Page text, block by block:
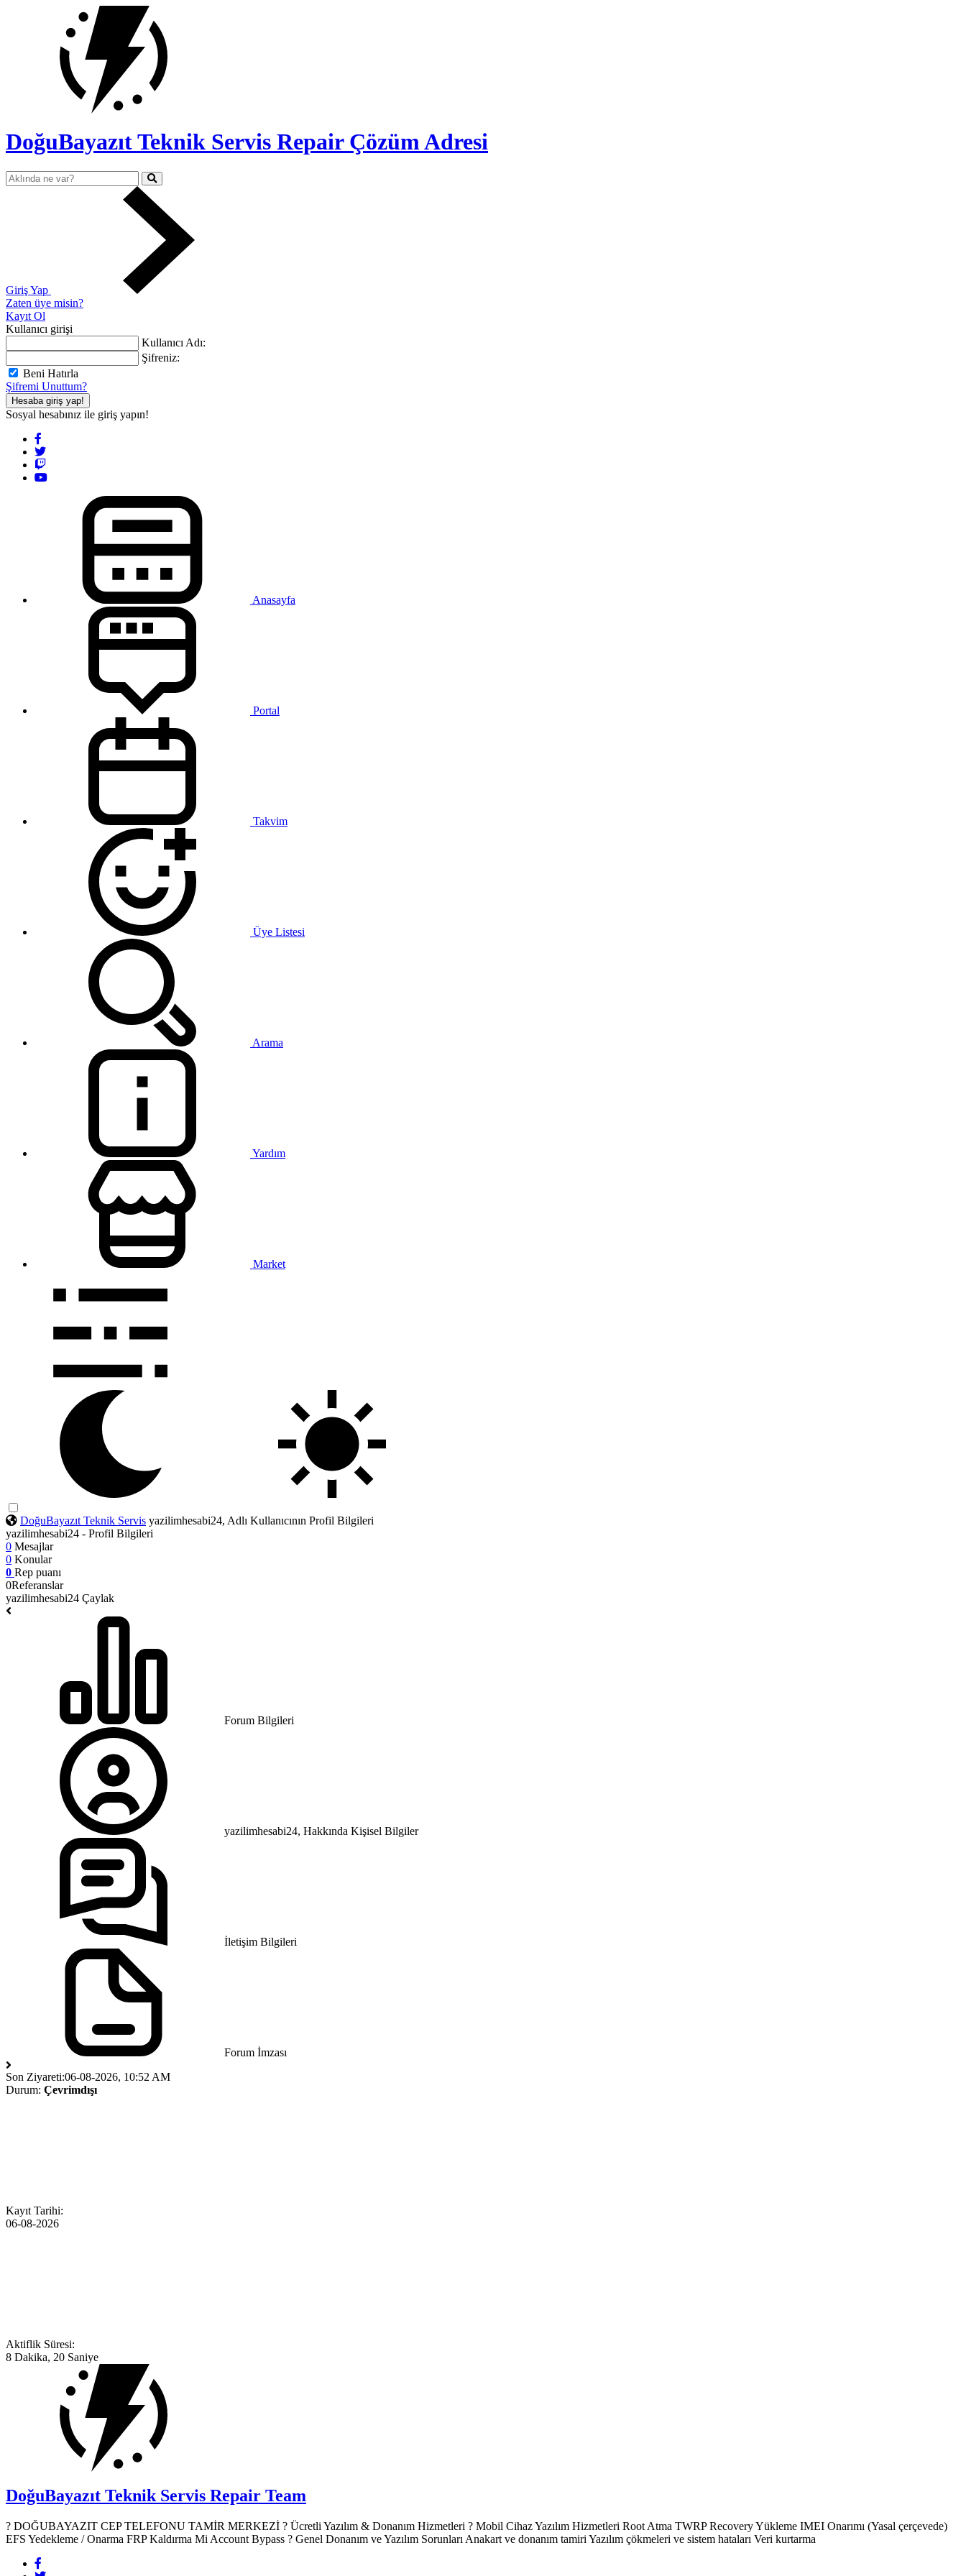
DoğuBayazıt Teknik Servis Repair Çözüm Adresi
Giriş Yap
Zaten üye misin?
Kayıt Ol
Kullanıcı girişi
Kullanıcı Adı:
Şifreniz:
Beni Hatırla
Şifremi Unuttum?
Hesaba giriş yap!
Sosyal hesabınız ile giriş yapın!
Anasayfa
Portal
Takvim
Üye Listesi
Arama
Yardım
Market
DoğuBayazıt Teknik Servis yazilimhesabi24, Adlı Kullanıcının Profil Bilgileri
yazilimhesabi24 - Profil Bilgileri
0 Mesajlar
0 Konular
0 Rep puanı
0Referanslar
yazilimhesabi24 Çaylak
Forum Bilgileri
yazilimhesabi24, Hakkında Kişisel Bilgiler
İletişim Bilgileri
Forum İmzası
Son Ziyareti:06-08-2026, 10:52 AM
Durum: Çevrimdışı
Kayıt Tarihi:
06-08-2026
Aktiflik Süresi:
8 Dakika, 20 Saniye
DoğuBayazıt Teknik Servis Repair Team
? DOĞUBAYAZIT CEP TELEFONU TAMİR MERKEZİ ?️ Ücretli Yazılım & Donanım Hizmetleri ? Mobil Cihaz Yazılım Hizmetleri Root Atma TWRP Recovery Yükleme IMEI Onarımı (Yasal çerçevede)
EFS Yedekleme / Onarma FRP Kaldırma Mi Account Bypass ? Genel Donanım ve Yazılım Sorunları Anakart ve donanım tamiri Yazılım çökmeleri ve sistem hataları Veri kurtarma